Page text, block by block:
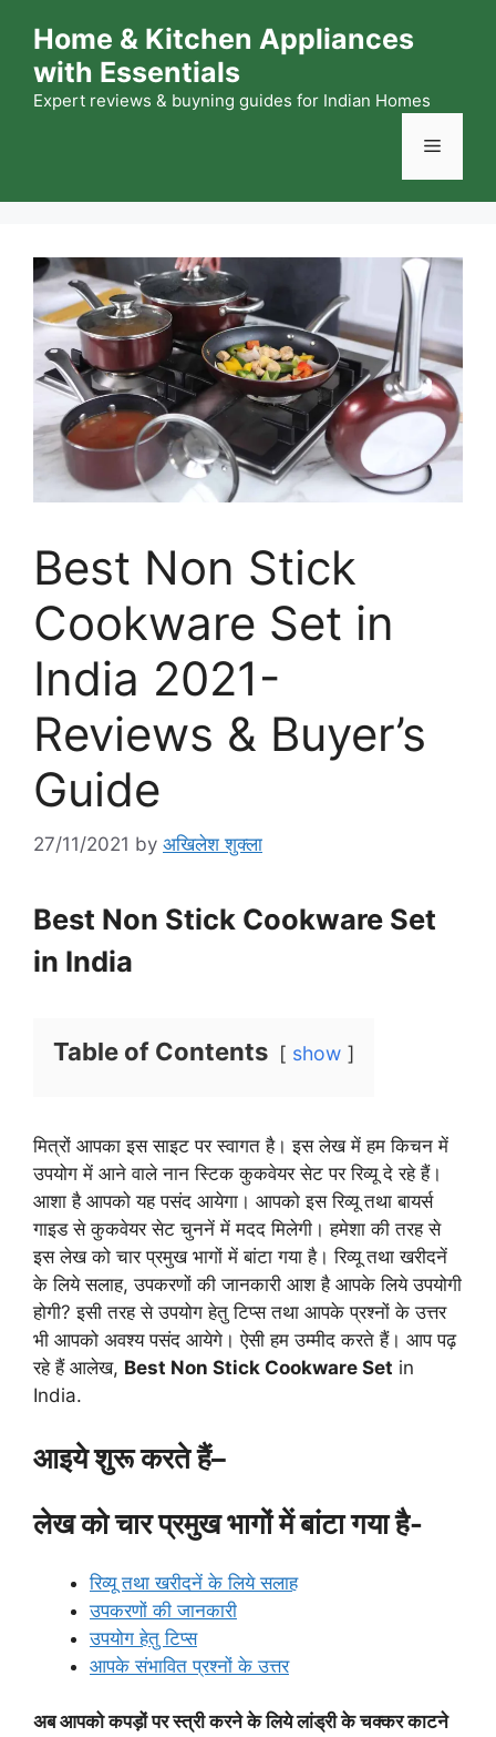
content
Home & Kitchen Appliances
with Essentials
Expert reviews & buyning guides for Indian Homes
Menu
Best Non Stick
Cookware Set in
India 2021-
Reviews & Buyer’s
Guide
27/11/2021 by अखिलेश शुक्ला
Best Non Stick Cookware Set
in India
Table of Contents show
मित्रों आपका इस साइट पर स्वागत है। इस लेख में हम किचन में
उपयोग में आने वाले नान स्टिक कुकवेयर सेट पर रिव्यू दे रहे हैं।
आशा है आपको यह पसंद आयेगा। आपको इस रिव्यू तथा बायर्स
गाइड से कुकवेयर सेट चुननें में मदद मिलेगी। हमेशा की तरह से
इस लेख को चार प्रमुख भागों में बांटा गया है। रिव्यू तथा खरीदनें
के लिये सलाह, उपकरणों की जानकारी आश है आपके लिये उपयोगी
होगी? इसी तरह से उपयोग हेतु टिप्स तथा आपके प्रश्नों के उत्तर
भी आपको अवश्य पसंद आयेगे। ऐसी हम उम्मीद करते हैं। आप पढ़
रहे हैं आलेख, Best Non Stick Cookware Set in
India.
आइये शुरू करते हैं–
लेख को चार प्रमुख भागों में बांटा गया है-
रिव्यू तथा खरीदनें के लिये सलाह
उपकरणों की जानकारी
उपयोग हेतु टिप्स
आपके संभावित प्रश्नों के उत्तर
अब आपको कपड़ों पर स्त्री करने के लिये लांड्री के चक्कर काटने